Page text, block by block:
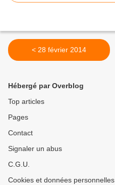
< 28 février 2014
Hébergé par Overblog
Top articles
Pages
Contact
Signaler un abus
C.G.U.
Cookies et données personnelles